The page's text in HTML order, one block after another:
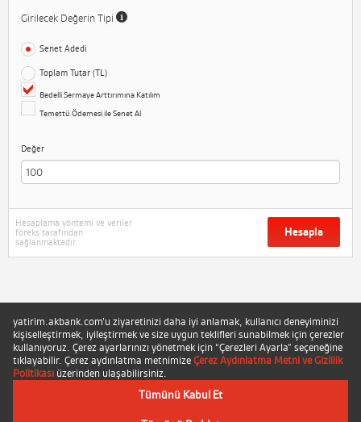
Girilecek Değerin Tipi
Senet Adedi
Toplam Tutar (TL)
Bedelli Sermaye Arttırımına Katılım
Temettü Ödemesi ile Senet Al
Değer
Hesaplama yöntemi ve veriler
foreks tarafından
sağlanmaktadır.
Hesapla